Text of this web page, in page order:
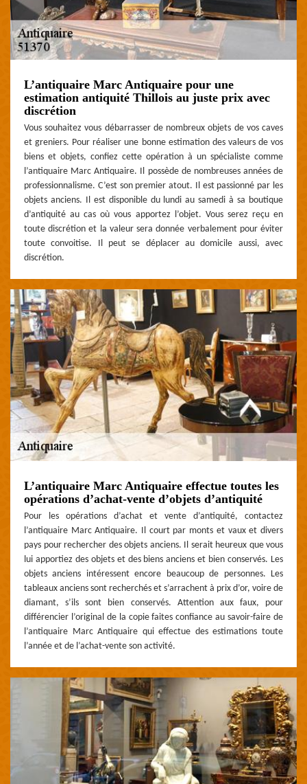
L’antiquaire Marc Antiquaire pour une
estimation antiquité Thillois au juste prix avec
discrétion
Vous souhaitez vous débarrasser de nombreux objets de vos caves
et greniers. Pour réaliser une bonne estimation des valeurs de vos
biens et objets, confiez cette opération à un spécialiste comme
l’antiquaire Marc Antiquaire. Il possède de nombreuses années de
professionnalisme. C’est son premier atout. Il est passionné par les
objets anciens. Il est disponible du lundi au samedi à sa boutique
d’antiquité au cas où vous apportez l’objet. Vous serez reçu en
toute discrétion et la valeur sera donnée verbalement pour éviter
toute convoitise. Il peut se déplacer au domicile aussi, avec
discrétion.
L’antiquaire Marc Antiquaire effectue toutes les
opérations d’achat-vente d’objets d’antiquité
Pour les opérations d’achat et vente d’antiquité, contactez
l’antiquaire Marc Antiquaire. Il court par monts et vaux et divers
pays pour rechercher des objets anciens. Il serait heureux que vous
lui apportiez des objets et des biens anciens et bien conservés. Les
objets anciens intéressent encore beaucoup de personnes. Les
tableaux anciens sont recherchés et s’arrachent à prix d’or, voire de
diamant, s’ils sont bien conservés. Attention aux faux, pour
différencier l’original de la copie faites confiance au savoir-faire de
l’antiquaire Marc Antiquaire qui effectue des estimations toute
l’année et de l’achat-vente son activité.